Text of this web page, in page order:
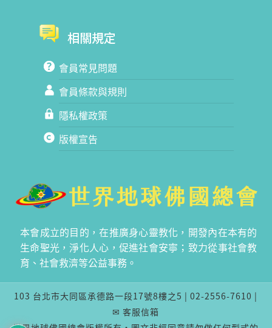
相關規定
會員常見問題
會員條款與規則
隱私權政策
版權宣告
本會成立的目的，在推廣身心靈教化，開發內在本有的
生命聖光，淨化人心，促進社會安寧；致力從事社會教
育、社會救濟等公益事務。
103 台北市大同區承德路一段17號8樓之5 | 02-2556-7610 |
✉ 客服信箱